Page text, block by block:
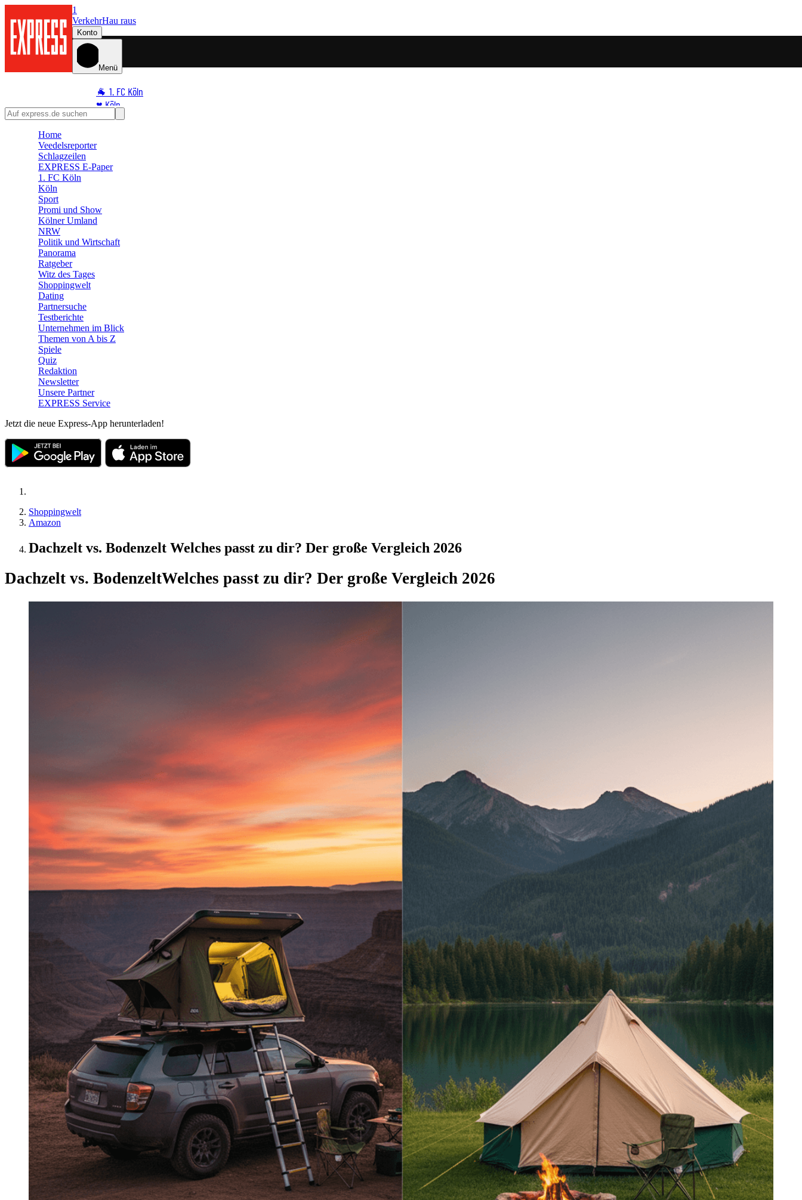
1
VerkehrHau raus
Konto
Menü
🐐 1. FC Köln
♥️ Köln
⭐ Promi
🛒 Shoppingwelt
🧩 Spiele
Home
Veedelsreporter
Schlagzeilen
EXPRESS E-Paper
1. FC Köln
Köln
Sport
Promi und Show
Kölner Umland
NRW
Politik und Wirtschaft
Panorama
Ratgeber
Witz des Tages
Shoppingwelt
Dating
Partnersuche
Testberichte
Unternehmen im Blick
Themen von A bis Z
Spiele
Quiz
Redaktion
Newsletter
Unsere Partner
EXPRESS Service
Jetzt die neue Express-App herunterladen!
Shoppingwelt
Amazon
Dachzelt vs. Bodenzelt Welches passt zu dir? Der große Vergleich 2026
Dachzelt vs. BodenzeltWelches passt zu dir? Der große Vergleich 2026